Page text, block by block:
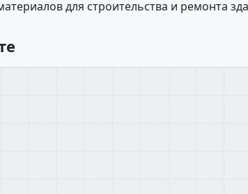
для строительства и ремонта